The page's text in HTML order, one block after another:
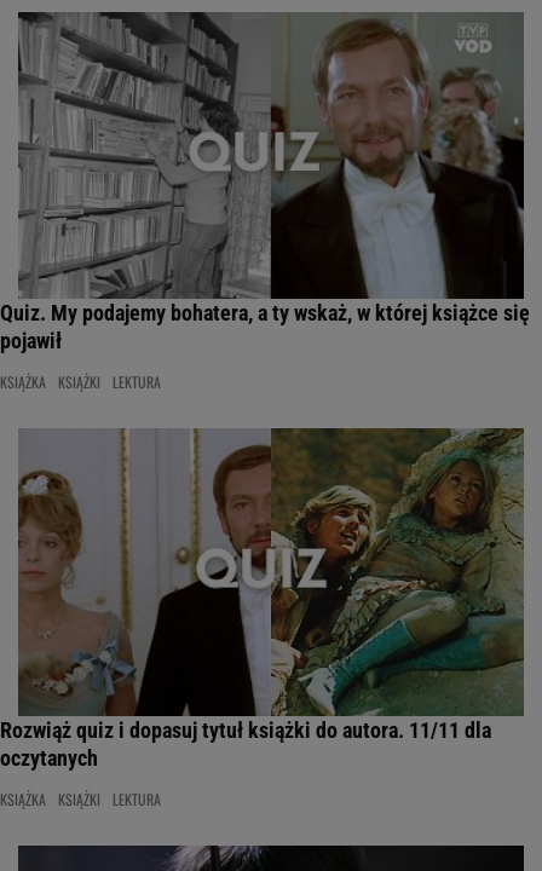
Quiz. My podajemy bohatera, a ty wskaż, w której książce się
pojawił
KSIĄŻKA KSIĄŻKI LEKTURA
Rozwiąż quiz i dopasuj tytuł książki do autora. 11/11 dla
oczytanych
KSIĄŻKA KSIĄŻKI LEKTURA